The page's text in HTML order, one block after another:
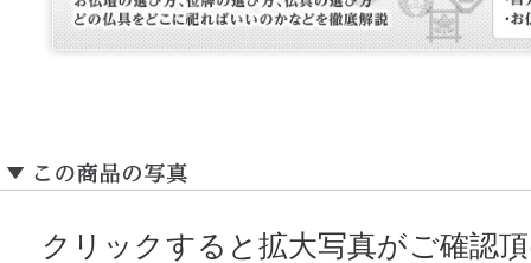
クリックすると拡大写真がご確認